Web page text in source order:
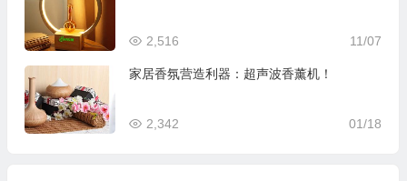
11/07
2,516
家居香氛营造利器：超声波香薰机！
01/18
2,342